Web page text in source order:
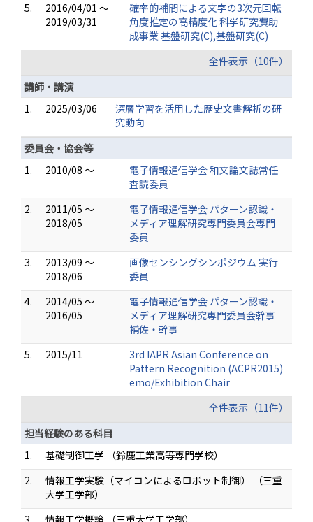
5.
2016/04/01 ～
2019/03/31
確率的補間による文字の3次元回転
角度推定の高精度化 科学研究費助
成事業 基盤研究(C),基盤研究(C)
全件表示（10件）
講師・講演
1.
2025/03/06
深層学習を活用した歴史文書解析の研
究動向
委員会・協会等
1.
2010/08 ～
電子情報通信学会 和文論文誌常任
査読委員
2.
2011/05 ～
2018/05
電子情報通信学会 パターン認識・
メディア理解研究専門委員会専門
委員
3.
2013/09 ～
2018/06
画像センシングシンポジウム 実行
委員
4.
2014/05 ～
2016/05
電子情報通信学会 パターン認識・
メディア理解研究専門委員会幹事
補佐・幹事
5.
2015/11
3rd IAPR Asian Conference on
Pattern Recognition (ACPR2015)
emo/Exhibition Chair
全件表示（11件）
担当経験のある科目
1.
基礎制御工学 （鈴鹿工業高等専門学校）
2.
情報工学実験（マイコンによるロボット制御） （三重
大学工学部）
3.
情報工学概論 （三重大学工学部）